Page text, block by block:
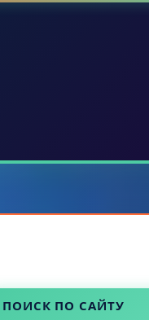
ПОИСК ПО САЙТУ